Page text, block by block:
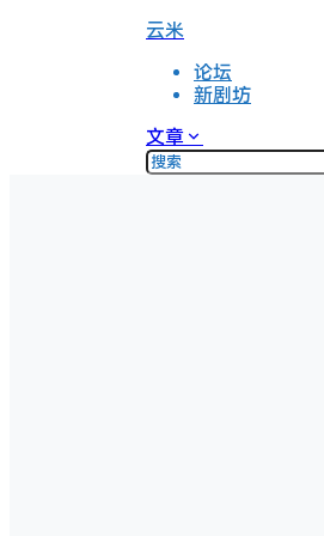
云米
论坛
新剧坊
文章